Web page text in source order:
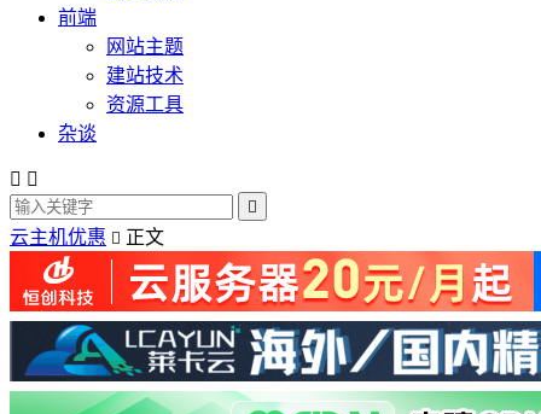
前端
网站主题
建站技术
资源工具
杂谈
 

云主机优惠  正文